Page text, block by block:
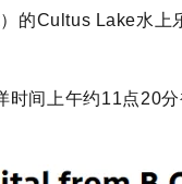
的Cultus Lake水上
间上午约11点20